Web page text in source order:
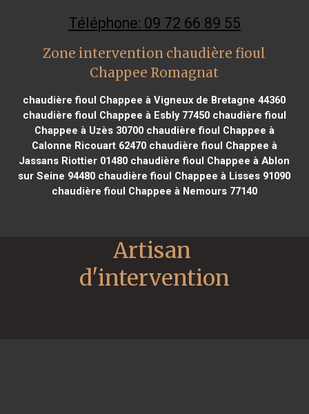
Téléphone: 09 72 66 89 55
Zone intervention chaudière fioul
Chappee Romagnat
chaudière fioul Chappee à Vigneux de Bretagne 44360
chaudière fioul Chappee à Esbly 77450chaudière fioul
Chappee à Uzès 30700chaudière fioul Chappee à
Calonne Ricouart 62470chaudière fioul Chappee à
Jassans Riottier 01480 chaudière fioul Chappee à Ablon
sur Seine 94480 chaudière fioul Chappee à Lisses 91090
chaudière fioul Chappee à Nemours 77140
Artisan
d'intervention